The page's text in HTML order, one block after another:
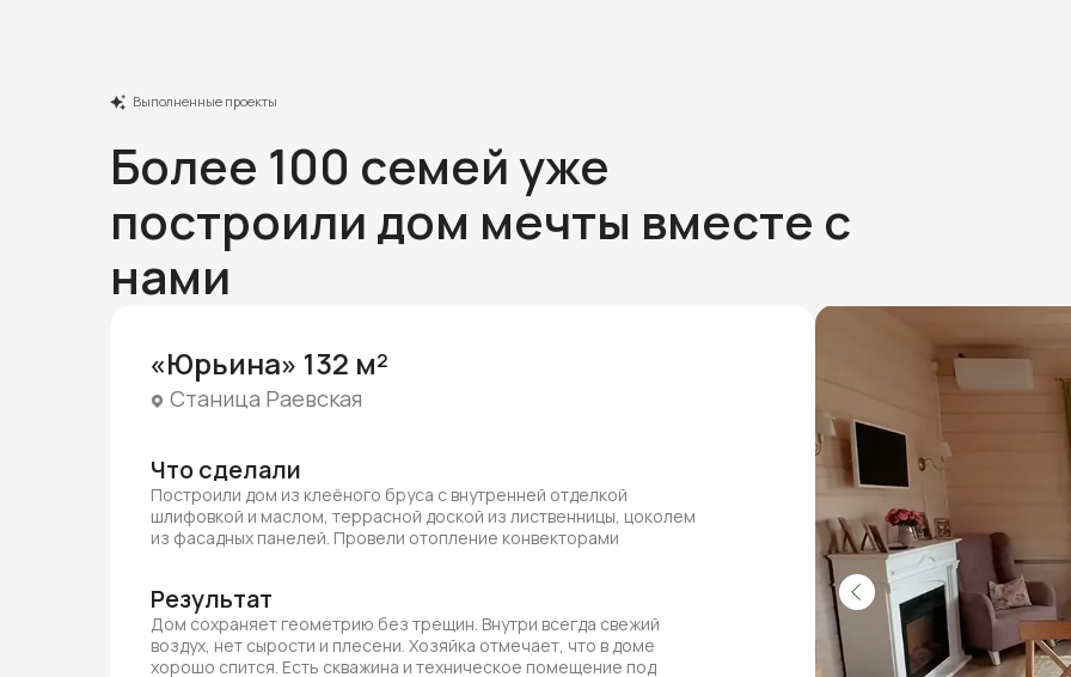
Более 100 семей уже
построили дом мечты вместе с
нами
Выполненные проекты
«Юрьина» 132 м²
Станица Раевская
Что сделали
Построили дом из клеёного бруса с внутренней отделкой
шлифовкой и маслом, террасной доской из лиственницы, цоколем
из фасадных панелей. Провели отопление конвекторами
Результат
Дом сохраняет геометрию без трещин. Внутри всегда свежий
воздух, нет сырости и плесени. Хозяйка отмечает, что в доме
хорошо спится. Есть скважина и техническое помещение под